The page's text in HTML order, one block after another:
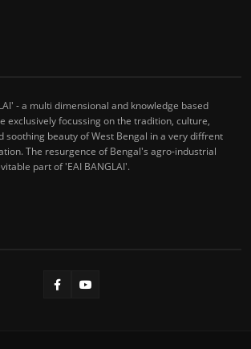
- a multi dimensional and knowledge based
exclusively focussing on the tradition, culture,
soothing beauty of West Bengal in a very diffrent
The resurgence of Bengal's agro-industrial
part of 'EAI BANGLAI'.